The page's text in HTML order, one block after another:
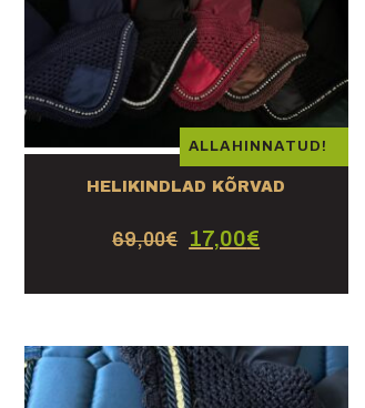
ALLAHINNATUD!
HELIKINDLAD KÕRVAD
69,00€ 17,00€